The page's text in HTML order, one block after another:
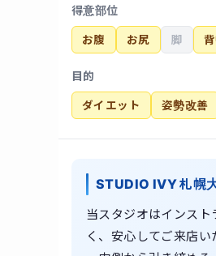
得意部位
お腹 お尻 脚
目的
ダイエット 姿勢改善
STUDIO IVY 札幌
当スタジオはインス
く、安心してご来店